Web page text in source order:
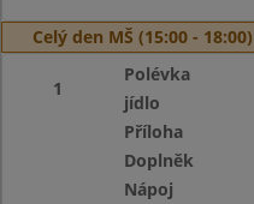
Celý den MŠ (15:00 - 18:00)
1
Polévka
jídlo
Příloha
Doplněk
Nápoj